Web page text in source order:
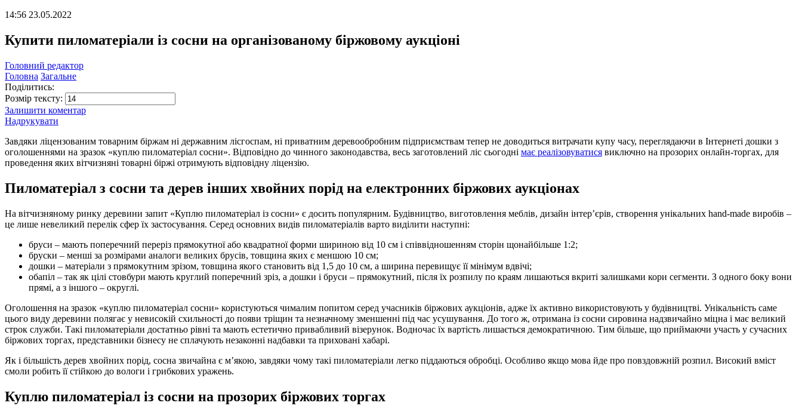
14:56 23.05.2022
Купити пиломатеріали із сосни на організованому біржовому аукціоні
Головний редактор
Головна Загальне
Поділитись:
Розмір тексту:
Залишити коментар
Надрукувати
Завдяки ліцензованим товарним біржам ні державним лісгоспам, ні приватним деревообробним підприємствам тепер не доводиться витрачати купу часу, переглядаючи в Інтернеті дошки з
оголошеннями на зразок «куплю пиломатеріал сосни». Відповідно до чинного законодавства, весь заготовлений ліс сьогодні має реалізовуватися виключно на прозорих онлайн-торгах, для
проведення яких вітчизняні товарні біржі отримують відповідну ліцензію.
Пиломатеріал з сосни та дерев інших хвойних порід на електронних біржових аукціонах
На вітчизняному ринку деревини запит «Куплю пиломатеріал із сосни» є досить популярним. Будівництво, виготовлення меблів, дизайн інтер’єрів, створення унікальних hand-made виробів –
це лише невеликий перелік сфер їх застосування. Серед основних видів пиломатеріалів варто виділити наступні:
бруси – мають поперечний переріз прямокутної або квадратної форми шириною від 10 см і співвідношенням сторін щонайбільше 1:2;
бруски – менші за розмірами аналоги великих брусів, товщина яких є меншою 10 см;
дошки – матеріали з прямокутним зрізом, товщина якого становить від 1,5 до 10 см, а ширина перевищує її мінімум вдвічі;
обапіл – так як цілі стовбури мають круглий поперечний зріз, а дошки і бруси – прямокутний, після їх розпилу по краям лишаються вкриті залишками кори сегменти. З одного боку вони
прямі, а з іншого – округлі.
Оголошення на зразок «куплю пиломатеріал сосни» користуються чималим попитом серед учасників біржових аукціонів, адже їх активно використовують у будівництві. Унікальність саме
цього виду деревини полягає у невисокій схильності до появи тріщин та незначному зменшенні під час усушування. До того ж, отримана із сосни сировина надзвичайно міцна і має великий
строк служби. Такі пиломатеріали достатньо рівні та мають естетично привабливий візерунок. Водночас їх вартість лишається демократичною. Тим більше, що приймаючи участь у сучасних
біржових торгах, представники бізнесу не сплачують незаконні надбавки та приховані хабарі.
Як і більшість дерев хвойних порід, сосна звичайна є м’якою, завдяки чому такі пиломатеріали легко піддаються обробці. Особливо якщо мова йде про повздовжній розпил. Високий вміст
смоли робить її стійкою до вологи і грибкових уражень.
Куплю пиломатеріал із сосни на прозорих біржових торгах